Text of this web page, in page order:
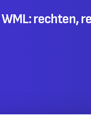
rechten,